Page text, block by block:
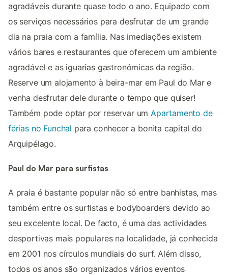
agradáveis durante quase todo o ano. Equipado com
os serviços necessários para desfrutar de um grande
dia na praia com a família. Nas imediações existem
vários bares e restaurantes que oferecem um ambiente
agradável e as iguarias gastronómicas da região.
Reserve um alojamento à beira-mar em Paul do Mar e
venha desfrutar dele durante o tempo que quiser!
Também pode optar por reservar um Apartamento de
férias no Funchal para conhecer a bonita capital do
Arquipélago.
Paul do Mar para surfistas
A praia é bastante popular não só entre banhistas, mas
também entre os surfistas e bodyboarders devido ao
seu excelente local. De facto, é uma das actividades
desportivas mais populares na localidade, já conhecida
em 2001 nos círculos mundiais do surf. Além disso,
todos os anos são organizados vários eventos